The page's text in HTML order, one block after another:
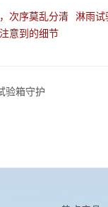
次序莫乱分清 淋雨试
意到的细节
验箱守护